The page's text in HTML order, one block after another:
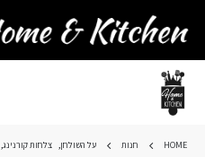
HOME חנות על השולחן, צלחות קורנינג,